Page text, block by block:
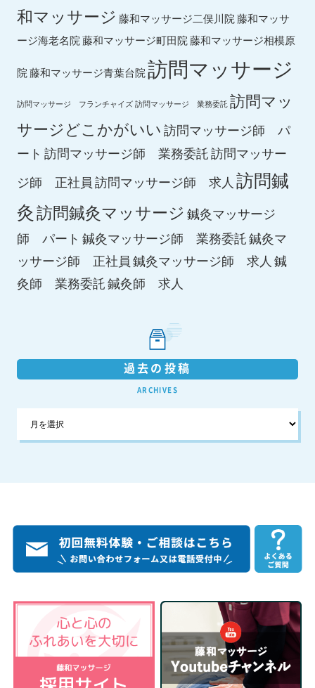
和マッサージ 藤和マッサージ二俣川院藤和マッサ
ージ海老名院藤和マッサージ町田院藤和マッサージ相模原
院藤和マッサージ青葉台院訪問マッサージ
訪問マッサージ フランチャイズ 訪問マッサージ 業務委託 訪問マッ
サージどこかがいい 訪問マッサージ師 パ
ート 訪問マッサージ師 業務委託訪問マッサー
ジ師 正社員 訪問マッサージ師 求人 訪問鍼
灸訪問鍼灸マッサージ 鍼灸マッサージ
師 パート 鍼灸マッサージ師 業務委託鍼灸マ
ッサージ師 正社員 鍼灸マッサージ師 求人 鍼
灸師 業務委託鍼灸師 求人
過去の投稿
ARCHIVES